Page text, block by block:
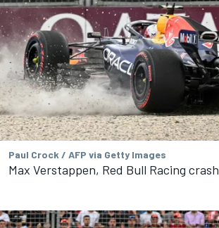
Paul Crock / AFP via Getty Images
Max Verstappen, Red Bull Racing crash